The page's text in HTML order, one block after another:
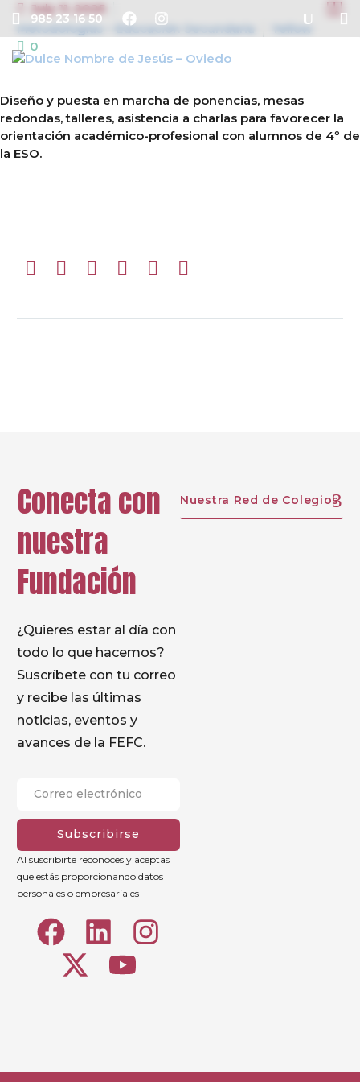
985 23 16 50 
July 11, 2025
Metodologías – Educación Secundaria
Yellow
0
Diseño y puesta en marcha de ponencias, mesas
redondas, talleres, asistencia a charlas para favorecer la
orientación académico-profesional con alumnos de 4º de
la ESO.
Conecta con
nuestra
Fundación
¿Quieres estar al día con
todo lo que hacemos?
Suscríbete con tu correo
y recibe las últimas
noticias, eventos y
avances de la FEFC.
Subscribirse
Al suscribirte reconoces y aceptas
que estás proporcionando datos
personales o empresariales
Nuestra Red de Colegios